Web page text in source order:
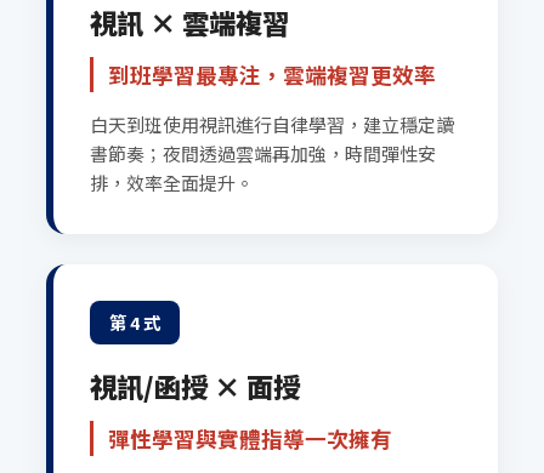
視訊 × 雲端複習
到班學習最專注，雲端複習更效率
白天到班使用視訊進行自律學習，建立穩定讀
書節奏；夜間透過雲端再加強，時間彈性安
排，效率全面提升。
第 4 式
視訊/函授 × 面授
彈性學習與實體指導一次擁有